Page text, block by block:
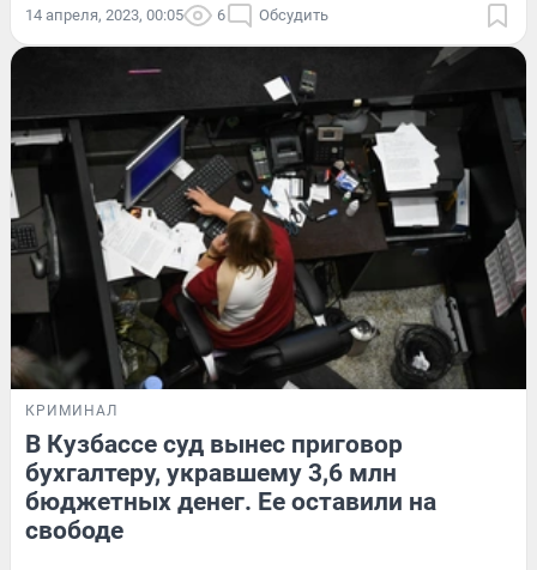
14 апреля, 2023, 00:05 6 Обсудить
КРИМИНАЛ
В Кузбассе суд вынес приговор
бухгалтеру, укравшему 3,6 млн
бюджетных денег. Ее оставили на
свободе